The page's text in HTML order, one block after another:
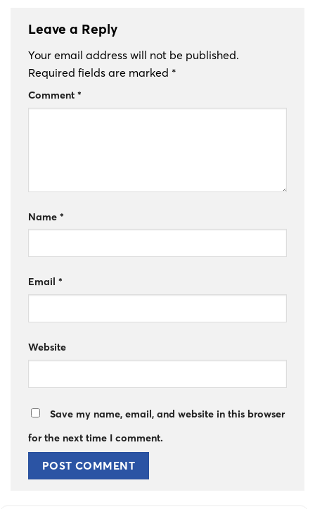
Leave a Reply
Your email address will not be published.
Required fields are marked *
Comment *
Name *
Email *
Website
Save my name, email, and website in this browser
for the next time I comment.